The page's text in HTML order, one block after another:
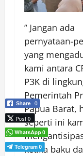
” Jangan ada
pernyataan-
yang
kami antara
P3K di
Pemerintah
Papua Barat,
seperti ini
ketika baku
Share 0
Post 0
WhatsApp0
Telegram 0